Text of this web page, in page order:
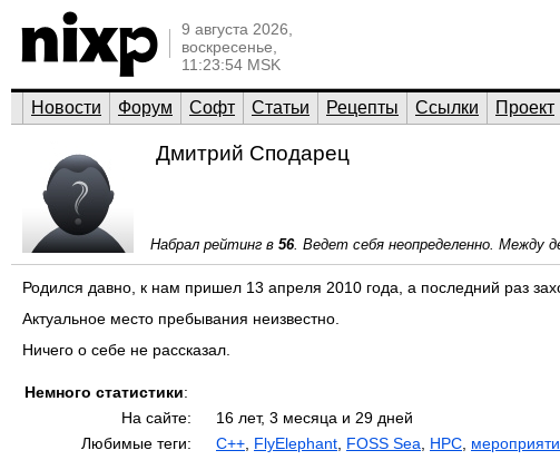
9 августа 2026,
воскресенье,
11:23:54 MSK
Новости Форум Софт Статьи Рецепты Ссылки Проект
Дмитрий Сподарец
Набрал рейтинг в 56. Ведет себя неопределенно. Между
Родился давно, к нам пришел 13 апреля 2010 года, а последний раз
Актуальное место пребывания неизвестно.
Ничего о себе не рассказал.
Немного статистики:
На сайте:
16 лет, 3 месяца и 29 дней
Любимые теги:
C++ FlyElephant FOSS Sea HPC